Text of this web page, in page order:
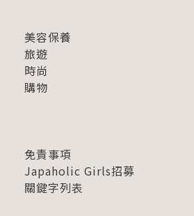
美容保養
旅遊
時尚
購物
免責事項
Japaholic Girls招募
關鍵字列表